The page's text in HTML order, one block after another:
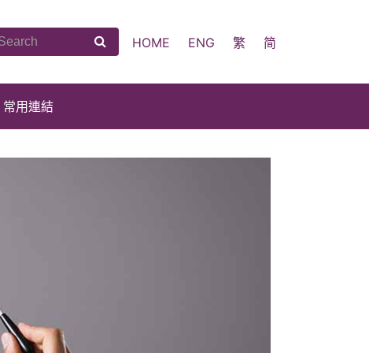
HOME ENG 繁 简
常用連結